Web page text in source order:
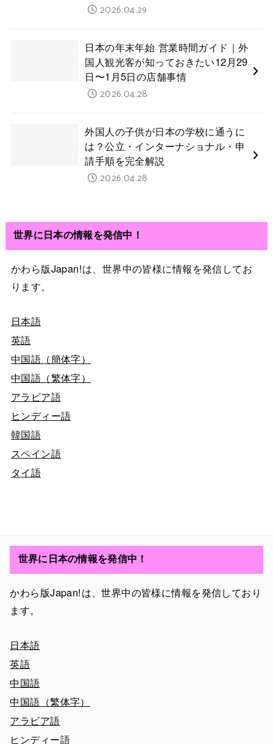
2026.04.29
日本の年末年始 営業時間ガイド｜外
国人観光客が知っておきたい12月29
日〜1月5日の店舗事情
2026.04.28
外国人の子供が日本の学校に通うに
は？公立・インターナショナル・申
請手順を完全解説
2026.04.28
世界に日本の情報を発信中！
かわら版Japan!は、世界中の皆様に情報を発信してお
ります。
日本語
英語
中国語（簡体字）
中国語（繁体字）
アラビア語
ヒンディー語
韓国語
スペイン語
タイ語
世界に日本の情報を発信中！
かわら版Japan!は、世界中の皆様に情報を発信しており
ます。
日本語
英語
中国語
中国語（繁体字）
アラビア語
ヒンディー語